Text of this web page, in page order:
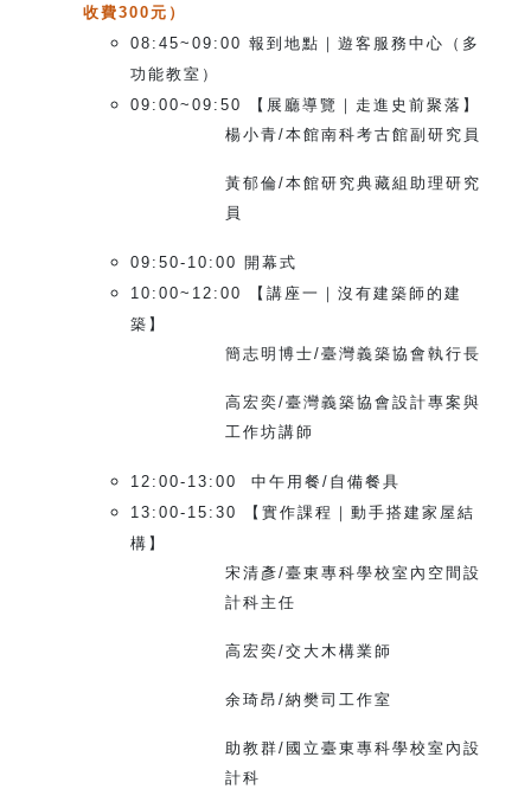
收費300元）
08:45~09:00 報到地點｜遊客服務中心（多
功能教室）
09:00~09:50
【展廳導覽｜走進史前聚落】
楊小青/本館南科考古館副研究員
黃郁倫/本館研究典藏組助理研究
員
09:50-10:00 開幕式
10:00~12:00
【講座一｜沒有建築師的建
築】
簡志明博士/臺灣義築協會執行長
高宏奕/臺灣義築協會設計專案與
工作坊講師
12:00-13:00 中午用餐/自備餐具
13:00-15:30
【實作課程｜動手搭建家屋結
構】
宋清彥/臺東專科學校室內空間設
計科主任
高宏奕/交大木構業師
余琦昂/納樊司工作室
助教群/國立臺東專科學校室內設
計科